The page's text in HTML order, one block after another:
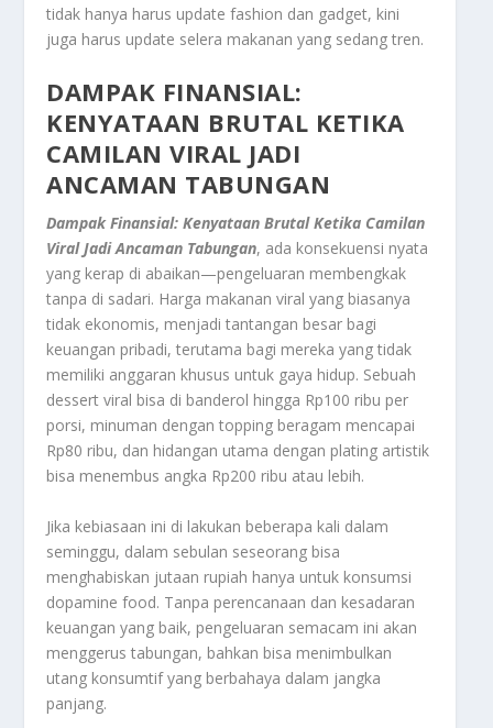
tidak hanya harus update fashion dan gadget, kini
juga harus update selera makanan yang sedang tren.
DAMPAK FINANSIAL:
KENYATAAN BRUTAL KETIKA
CAMILAN VIRAL JADI
ANCAMAN TABUNGAN
Dampak Finansial: Kenyataan Brutal Ketika Camilan
Viral Jadi Ancaman Tabungan, ada konsekuensi nyata
yang kerap di abaikan—pengeluaran membengkak
tanpa di sadari. Harga makanan viral yang biasanya
tidak ekonomis, menjadi tantangan besar bagi
keuangan pribadi, terutama bagi mereka yang tidak
memiliki anggaran khusus untuk gaya hidup. Sebuah
dessert viral bisa di banderol hingga Rp100 ribu per
porsi, minuman dengan topping beragam mencapai
Rp80 ribu, dan hidangan utama dengan plating artistik
bisa menembus angka Rp200 ribu atau lebih.
Jika kebiasaan ini di lakukan beberapa kali dalam
seminggu, dalam sebulan seseorang bisa
menghabiskan jutaan rupiah hanya untuk konsumsi
dopamine food. Tanpa perencanaan dan kesadaran
keuangan yang baik, pengeluaran semacam ini akan
menggerus tabungan, bahkan bisa menimbulkan
utang konsumtif yang berbahaya dalam jangka
panjang.